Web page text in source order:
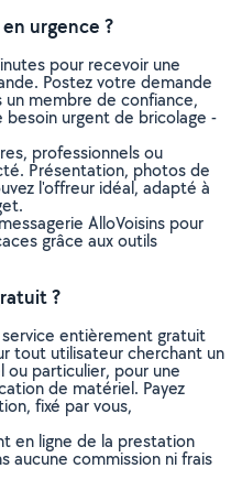
urgence ?
pour recevoir une
Postez votre demande
membre de confiance,
urgent de bricolage -
professionnels ou
Présentation, photos de
l'offreur idéal, adapté à
AlloVoisins pour
grâce aux outils
?
entièrement gratuit
tout utilisateur cherchant un
ou particulier, pour une
de matériel. Payez
fixé par vous,
en ligne de la prestation
aucune commission ni frais